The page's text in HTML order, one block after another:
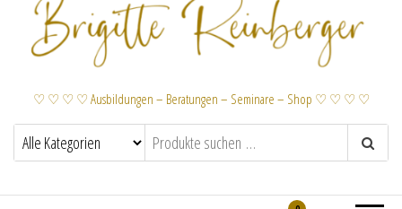
♡ ♡ ♡ ♡ Ausbildungen – Beratungen – Seminare – Shop ♡ ♡ ♡ ♡